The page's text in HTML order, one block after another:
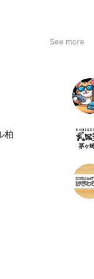
See more
柏